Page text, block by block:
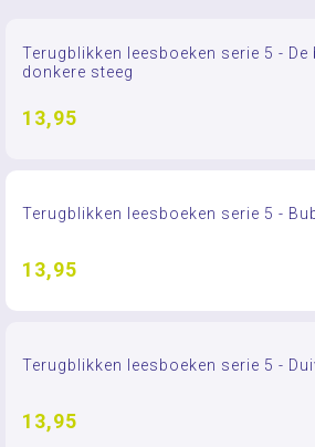
Terugblikken leesboeken serie 5 - De
donkere steeg
13,95
Terugblikken leesboeken serie 5 -
13,95
Terugblikken leesboeken serie 5 -
13,95